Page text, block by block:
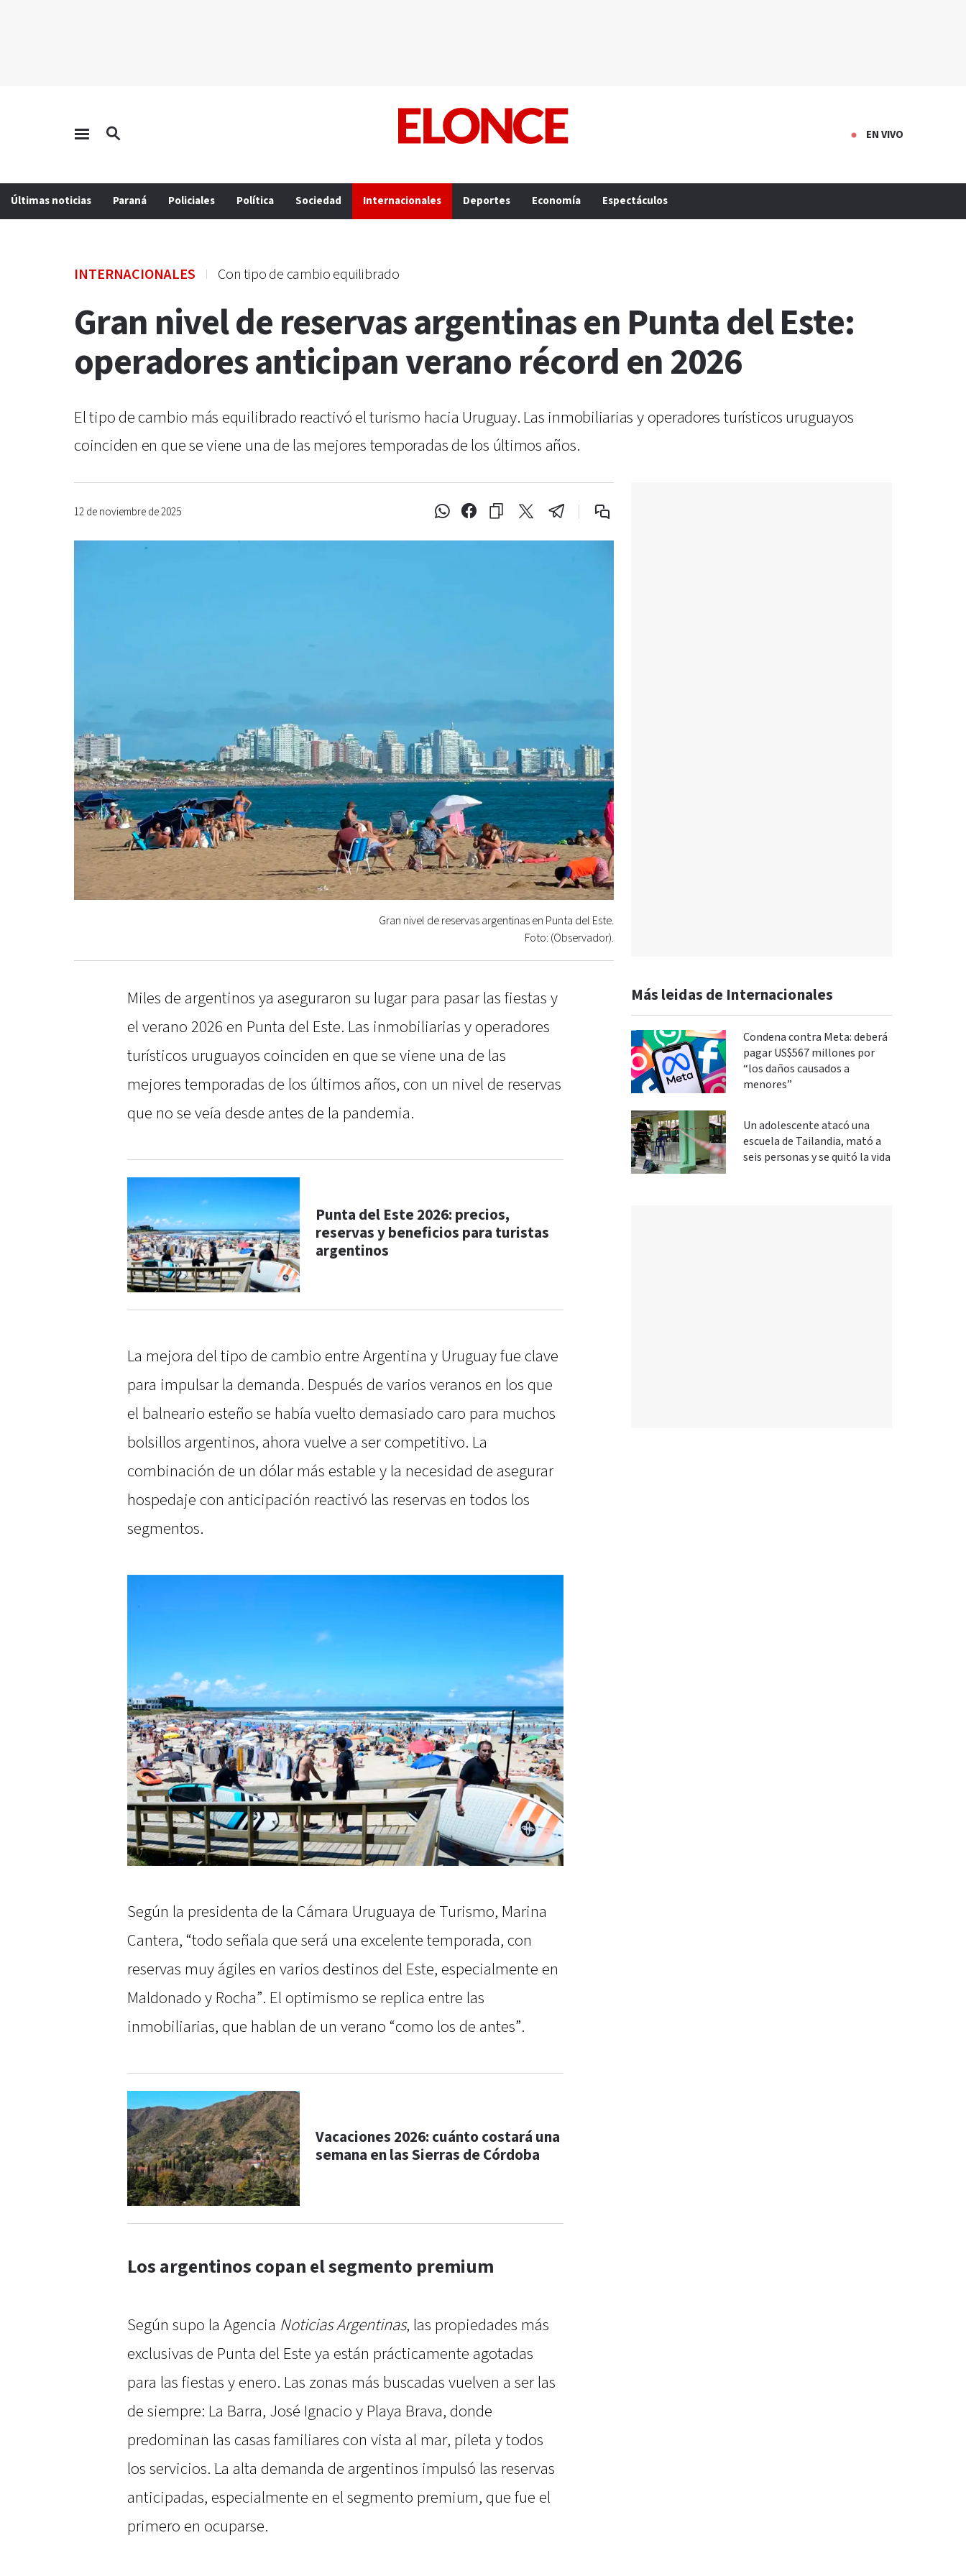
EN VIVO
Últimas noticias Paraná Policiales Política Sociedad Internacionales Deportes Economía Espectáculos
INTERNACIONALES Con tipo de cambio equilibrado
Gran nivel de reservas argentinas en Punta del Este:
operadores anticipan verano récord en 2026
El tipo de cambio más equilibrado reactivó el turismo hacia Uruguay. Las inmobiliarias y operadores turísticos uruguayos
coinciden en que se viene una de las mejores temporadas de los últimos años.
12 de noviembre de 2025
Gran nivel de reservas argentinas en Punta del Este.
Foto: (Observador).
Miles de argentinos ya aseguraron su lugar para pasar las fiestas y
el verano 2026 en Punta del Este. Las inmobiliarias y operadores
turísticos uruguayos coinciden en que se viene una de las
mejores temporadas de los últimos años, con un nivel de reservas
que no se veía desde antes de la pandemia.
Punta del Este 2026: precios,
reservas y beneficios para turistas
argentinos
La mejora del tipo de cambio entre Argentina y Uruguay fue clave
para impulsar la demanda. Después de varios veranos en los que
el balneario esteño se había vuelto demasiado caro para muchos
bolsillos argentinos, ahora vuelve a ser competitivo. La
combinación de un dólar más estable y la necesidad de asegurar
hospedaje con anticipación reactivó las reservas en todos los
segmentos.
Según la presidenta de la Cámara Uruguaya de Turismo, Marina
Cantera, “todo señala que será una excelente temporada, con
reservas muy ágiles en varios destinos del Este, especialmente en
Maldonado y Rocha”. El optimismo se replica entre las
inmobiliarias, que hablan de un verano “como los de antes”.
Vacaciones 2026: cuánto costará una
semana en las Sierras de Córdoba
Los argentinos copan el segmento premium
Según supo la Agencia Noticias Argentinas, las propiedades más
exclusivas de Punta del Este ya están prácticamente agotadas
para las fiestas y enero. Las zonas más buscadas vuelven a ser las
de siempre: La Barra, José Ignacio y Playa Brava, donde
predominan las casas familiares con vista al mar, pileta y todos
los servicios. La alta demanda de argentinos impulsó las reservas
anticipadas, especialmente en el segmento premium, que fue el
primero en ocuparse.
Más leidas de Internacionales
Condena contra Meta: deberá
pagar US$567 millones por
“los daños causados a
menores”
Un adolescente atacó una
escuela de Tailandia, mató a
seis personas y se quitó la vida